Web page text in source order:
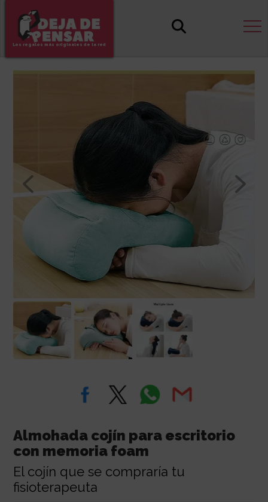
Los regalos más originales de la red
Almohada cojín para escritorio
con memoria foam
El cojín que se compraría tu
fisioterapeuta